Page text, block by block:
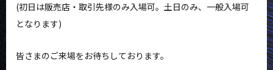
CONTACT MY ACCOUNT
(初日は販売店・取引先様のみ入場可。土日のみ、一般入場可
となります)
皆さまのご来場をお待ちしております。